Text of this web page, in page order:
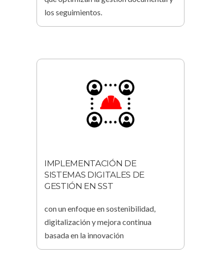
los seguimientos.
IMPLEMENTACIÓN DE
SISTEMAS DIGITALES DE
GESTIÓN EN SST
con un enfoque en sostenibilidad,
digitalización y mejora continua
basada en la innovación